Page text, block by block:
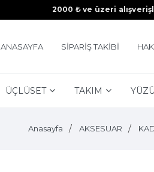
2000 ₺ ve üzeri
ANASAYFA SİPARİŞ TAKİBİ
ÜÇLÜSET TAKIM
Anasayfa AKSESUAR